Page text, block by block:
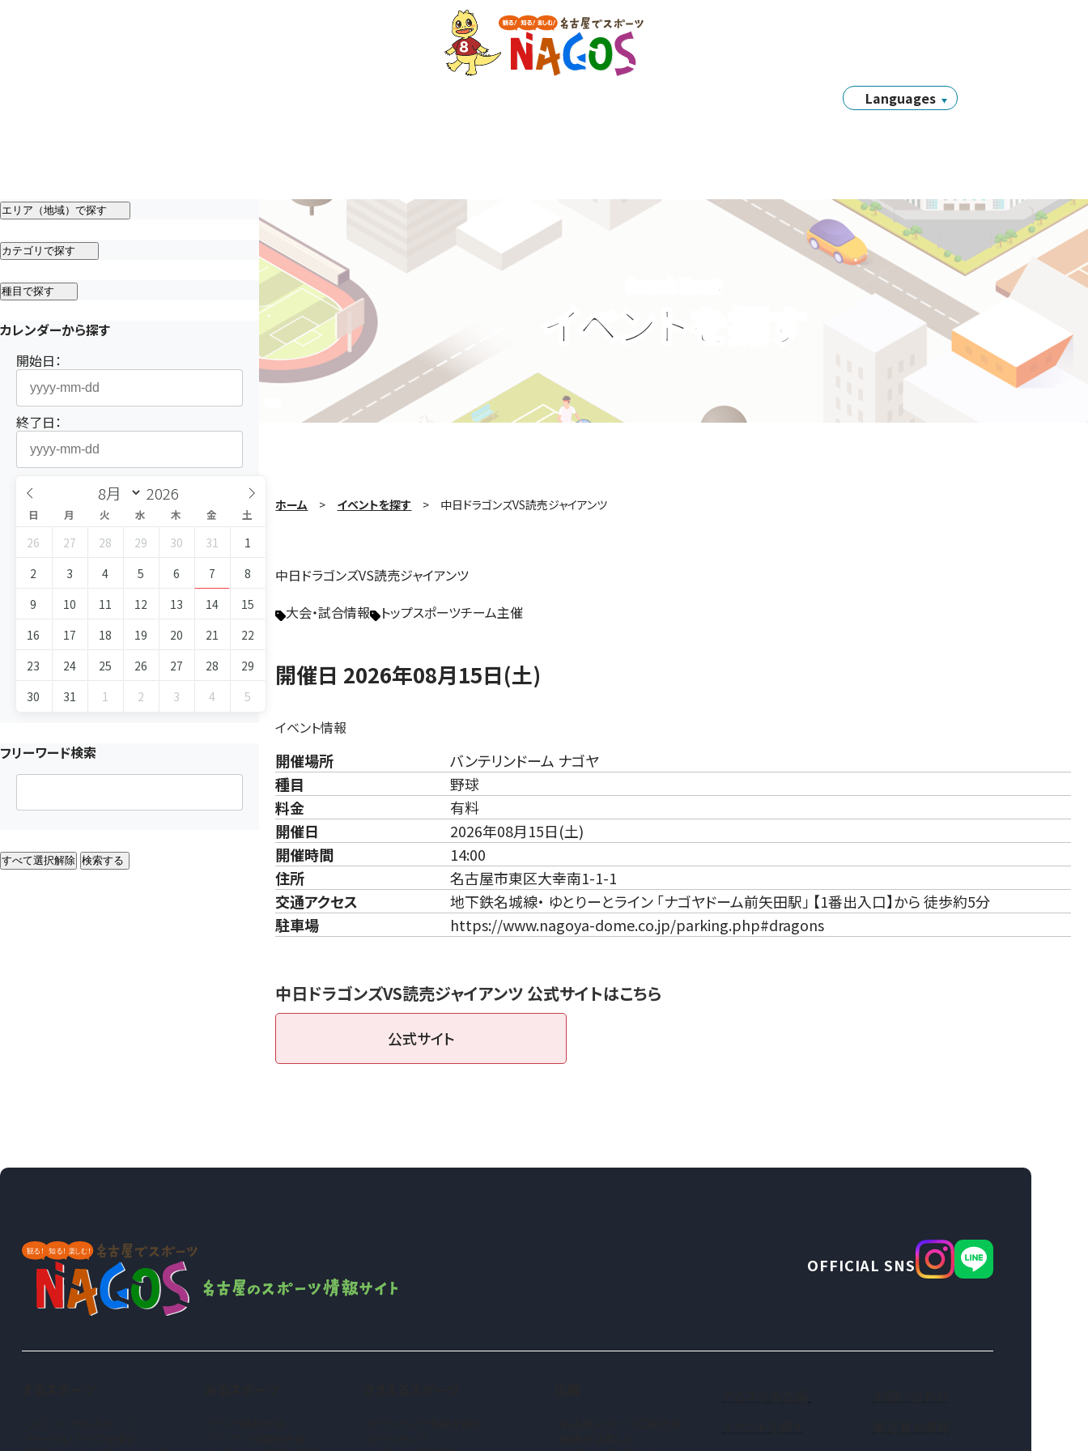
Languages
繁體中文
Tiếng Việt
Filipino
Português
한국어
Bahasa
ဗမာစာ
ไทย
イベントを探す
Search Event
ホーム イベントを探す 中日ドラゴンズVS読売ジャイアンツ
中日ドラゴンズVS読売ジャイアンツ
大会・試合情報
トップスポーツチーム主催
開催日 2026年08月15日(土)
イベント情報
開催場所
バンテリンドーム ナゴヤ
種目
野球
料金
有料
開催日
2026年08月15日(土)
開催時間
14:00
住所
名古屋市東区大幸南1-1-1
交通アクセス
地下鉄名城線・ ゆとりーとライン 「ナゴヤドーム前矢田駅」 【1番出入口】から 徒歩約5分
駐車場
https://www.nagoya-dome.co.jp/parking.php#dragons
中日ドラゴンズVS読売ジャイアンツ 公式サイトはこちら
公式サイト（新しいタブで開きます）
エリア（地域）で探す
カテゴリで探す
種目で探す
カレンダーから探す
開始日：
終了日：
日 月 火 水 木 金 土
26 27 28 29 30 31
1
2
3 4 5 6 7
8
9
10 11 12 13 14
15
16
17 18 19 20 21
22
23
24 25 26 27 28
29
30
31 1 2 3 4 5
フリーワード検索
すべて選択解除 検索する
OFFICIAL SNS